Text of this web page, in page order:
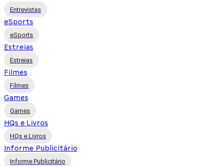
Entrevistas
eSports
eSports
Estreias
Estreias
Filmes
Filmes
Games
Games
HQs e Livros
HQs e Livros
Informe Publicitário
Informe Publicitário